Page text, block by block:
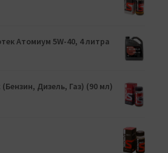
Атомиум 5W-40, 4 литра
Дизель, Газ) (90 мл)